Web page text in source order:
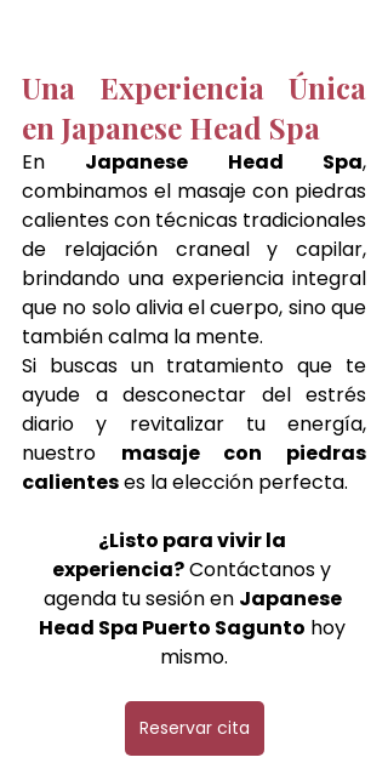
Una Experiencia Única
en Japanese Head Spa
En Japanese Head Spa,
combinamos el masaje con piedras
calientes con técnicas tradicionales
de relajación craneal y capilar,
brindando una experiencia integral
que no solo alivia el cuerpo, sino que
también calma la mente.
Si buscas un tratamiento que te
ayude a desconectar del estrés
diario y revitalizar tu energía,
nuestro masaje con piedras
calientes es la elección perfecta.
¿Listo para vivir la
experiencia? Contáctanos y
agenda tu sesión en Japanese
Head Spa Puerto Sagunto hoy
mismo.
Reservar cita